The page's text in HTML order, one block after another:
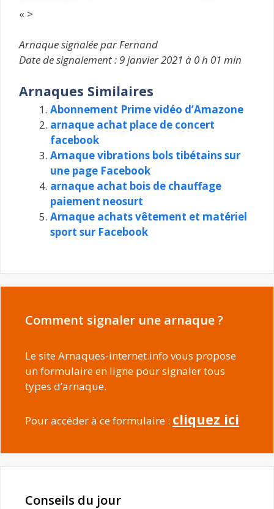
« >
Arnaque signalée par Fernand
Date de signalement : 9 janvier 2021 à 0 h 01 min
Arnaques Similaires
Abonnement Prime vidéo d’Amazone
arnaque achat place de concert
facebook
Arnaque vibrations bols tibétains sur
une page Facebook
arnaque achat bois de chauffage
paiement neosurt
Arnaque achats vêtement et matériel
sport sur Facebook
Comment signaler une arnaque ?
Le site Arnaques-internet.info vous propose
un formulaire en ligne pour signaler tous
types d’arnaque.
Pour accéder à ce formulaire : cliquez ici
Conseils du jour